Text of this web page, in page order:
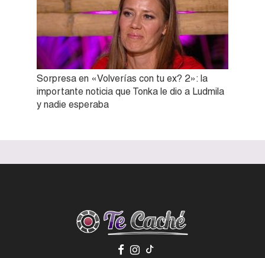
Sorpresa en «Volverías con tu ex? 2»: la
importante noticia que Tonka le dio a Ludmila
y nadie esperaba